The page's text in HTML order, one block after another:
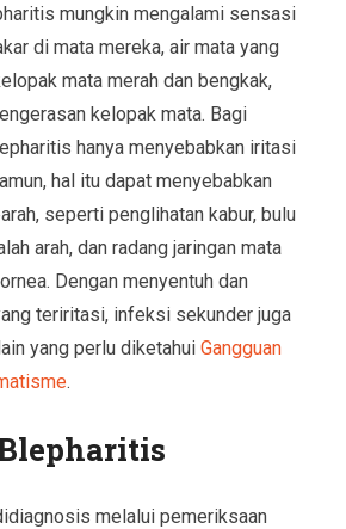
mungkin mengalami sensasi
di mata mereka, air mata yang
mata merah dan bengkak,
kelopak mata. Bagi
hanya menyebabkan iritasi
hal itu dapat menyebabkan
seperti penglihatan kabur, bulu
arah, dan radang jaringan mata
Dengan menyentuh dan
teriritasi, infeksi sekunder juga
yang perlu diketahui Gangguan
.
melalui pemeriksaan